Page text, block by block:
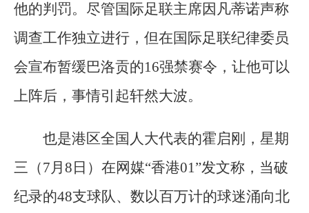
他的判罚。尽管国际足联主席因凡蒂诺声称
调查工作独立进行，但在国际足联纪律委员
会宣布暂缓巴洛贡的16强禁赛令，让他可以
上阵后，事情引起轩然大波。
也是港区全国人大代表的霍启刚，星期
三（7月8日）在网媒“香港01”发文称，当破
纪录的48支球队、数以百万计的球迷涌向北